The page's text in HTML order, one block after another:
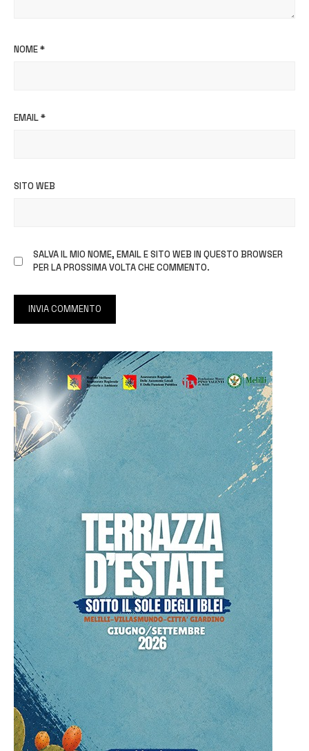
NOME*
EMAIL*
SITO WEB
SALVA IL MIO NOME, EMAIL E SITO WEB IN QUESTO BROWSER
PER LA PROSSIMA VOLTA CHE COMMENTO.